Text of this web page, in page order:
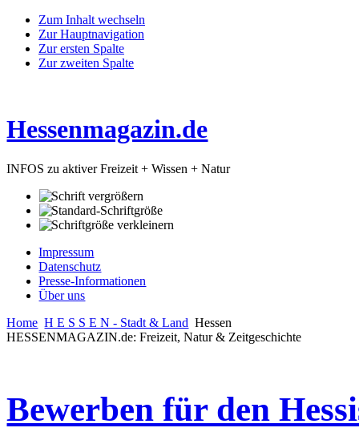
Zum Inhalt wechseln
Zur Hauptnavigation
Zur ersten Spalte
Zur zweiten Spalte
Hessenmagazin.de
INFOS zu aktiver Freizeit + Wissen + Natur
Impressum
Datenschutz
Presse-Informationen
Über uns
Home H E S S E N - Stadt & Land Hessen
HESSENMAGAZIN.de: Freizeit, Natur & Zeitgeschichte
Bewerben für den